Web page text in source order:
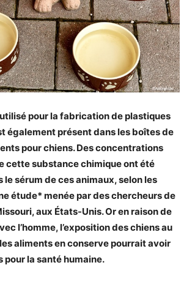
pour la fabrication de plastiques
également présent dans les boîtes de
pour chiens. Des concentrations
cette substance chimique ont été
le sérum de ces animaux, selon les
étude* menée par des chercheurs de
aux États-Unis. Or en raison de
l’homme, l’exposition des chiens au
les aliments en conserve pourrait avoir
pour la santé humaine.